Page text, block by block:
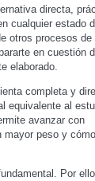
directa,
cualquier estado
otros procesos de
en cuestión
elaborado.
completa y
equivalente al
avanzar con
mayor peso y cómo
Por